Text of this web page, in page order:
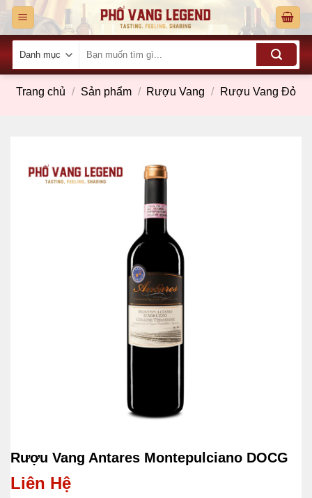
Skip
content
kiếm:
Trang chủ / Sản phẩm / Rượu Vang / Rượu Vang Đỏ
Rượu Vang Antares Montepulciano DOCG
Liên Hệ